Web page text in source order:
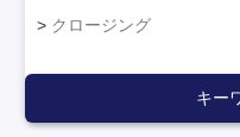
クロージング
キー